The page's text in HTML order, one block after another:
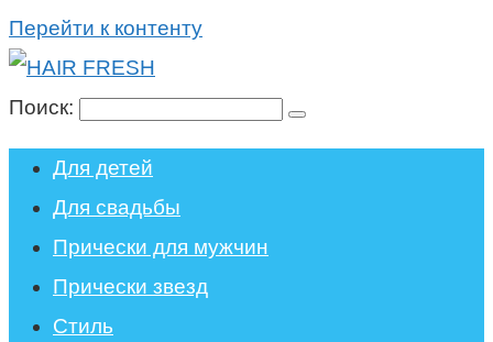
Перейти к контенту
Поиск:
Для детей
Для свадьбы
Прически для мужчин
Прически звезд
Стиль